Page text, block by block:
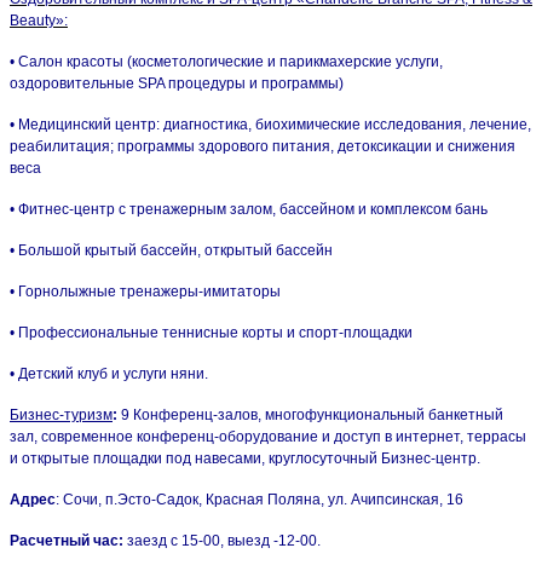
Beauty»:
• Салон красоты (косметологические и парикмахерские услуги,
оздоровительные SPA процедуры и программы)
• Медицинский центр: диагностика, биохимические исследования, лечение,
реабилитация; программы здорового питания, детоксикации и снижения
веса
• Фитнес-центр с тренажерным залом, бассейном и комплексом бань
• Большой крытый бассейн, открытый бассейн
• Горнолыжные тренажеры-имитаторы
• Профессиональные теннисные корты и спорт-площадки
• Детский клуб и услуги няни.
Бизнес-туризм: 9 Конференц-залов, многофункциональный банкетный
зал, современное конференц-оборудование и доступ в интернет, террасы
и открытые площадки под навесами, круглосуточный Бизнес-центр.
Адрес: Сочи, п.Эсто-Садок, Красная Поляна, ул. Ачипсинская, 16
Расчетный час: заезд с 15-00, выезд -12-00.